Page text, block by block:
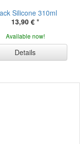
Silicone 310ml
13,90 € *
Available now!
Details